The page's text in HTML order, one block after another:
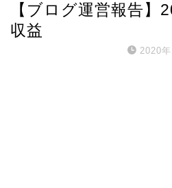
【ブログ運営報告】
収益
2020